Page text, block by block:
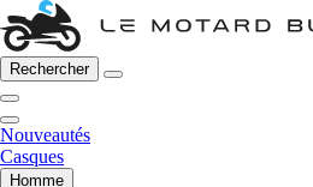
Rechercher
Nouveautés
Casques
Homme